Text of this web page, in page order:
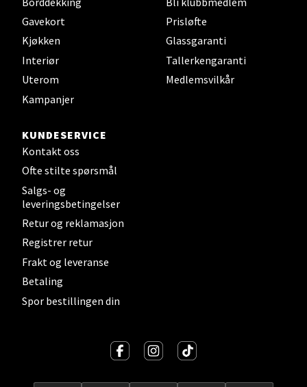
Gavekort
Kjøkken
Interiør
Uterom
Kampanjer
Prisløfte
Glassgaranti
Tallerkengaranti
Medlemsvilkår
KUNDESERVICE
Kontakt oss
Ofte stilte spørsmål
Salgs- og
leveringsbetingelser
Retur og reklamasjon
Registrer retur
Frakt og leveranse
Betaling
Spor bestillingen din
Sortland - Sortland Storsenter
Strangata 26, 8400 Sortland
0 i butikk
Steinkjer - Thon Senter Steinkjer
Åpent i dag 10-20